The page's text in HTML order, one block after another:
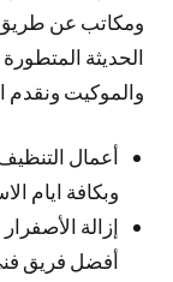
ومكاتب عن طريق
الحديثة
والموكيت ونقدم
وبكافة ايام
إزالة
أفضل فريق